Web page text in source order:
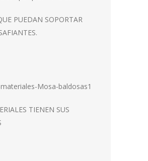
PUEDAN SOPORTAR
TIENEN SUS